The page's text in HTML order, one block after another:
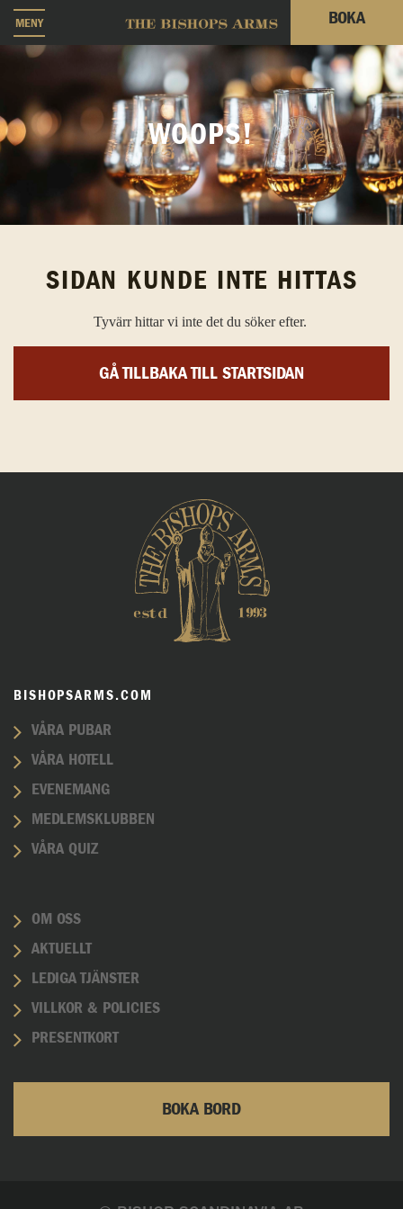
MENY BOKA
WOOPS!
SIDAN KUNDE INTE HITTAS
Tyvärr hittar vi inte det du söker efter.
GÅ TILLBAKA TILL STARTSIDAN
BISHOPSARMS.COM
VÅRA PUBAR
VÅRA HOTELL
EVENEMANG
MEDLEMSKLUBBEN
VÅRA QUIZ
OM OSS
AKTUELLT
LEDIGA TJÄNSTER
VILLKOR & POLICIES
PRESENTKORT
BOKA BORD